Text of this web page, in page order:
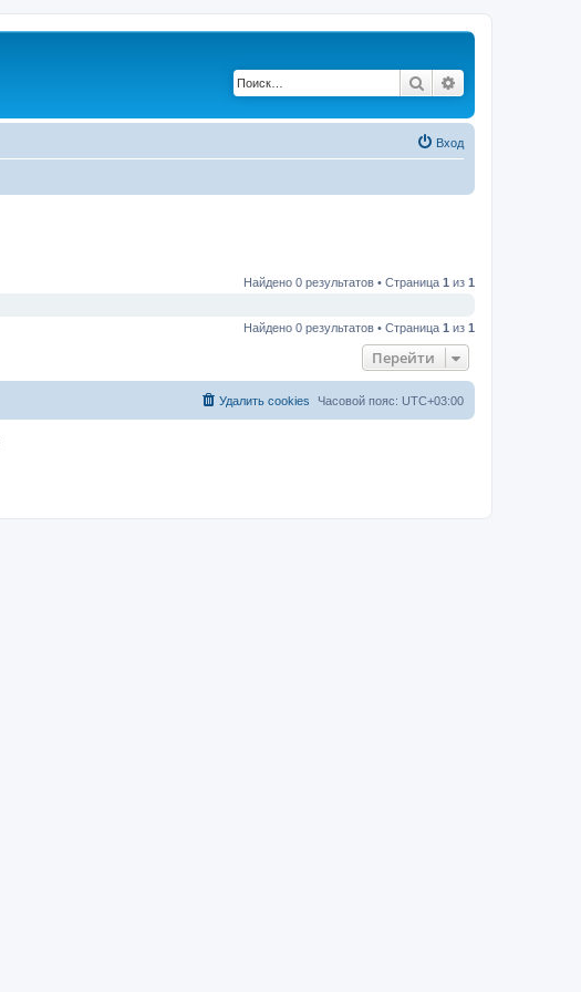
Поиск
Вход
Найдено 0 результатов • Страница 1 из 1
Найдено 0 результатов • Страница 1 из 1
Перейти
Часовой пояс: UTC+03:00
Удалить cookies